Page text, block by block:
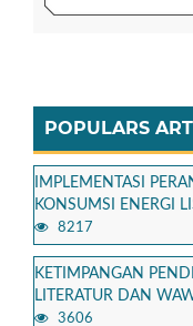
POPULARS
IMPLEMENTASI
KONSUMSI ENERGI
8217
KETIMPANGAN
LITERATUR DAN
3606